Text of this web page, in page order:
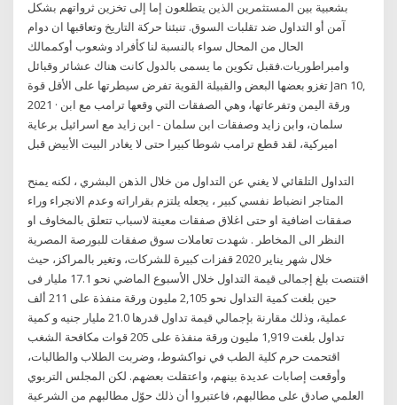
بشعبية بين المستثمرين الذين يتطلعون إما إلى تخزين ثرواتهم بشكل
آمن أو التداول ضد تقلبات السوق. تنبئنا حركة التاريخ وتعاقبها ان دوام
الحال من المحال سواء بالنسبة لنا كأفراد وشعوب أوكممالك
وامبراطوريات.فقبل تكوين ما يسمى بالدول كانت هناك عشائر وقبائل
تغزو بعضها البعض والقبيلة القوية تفرض سيطرتها على الأقل قوة Jan 10,
2021 · ‎ورقة اليمن وتفرعاتها، وهي الصفقات التي وقعها ترامب مع ابن
سلمان، وابن زايد وصفقات ابن سلمان - ابن زايد مع اسرائيل برعاية
اميركية، لقد قطع ترامب شوطا كبيرا حتى لا يغادر البيت الأبيض قبل
التداول التلقائي لا يغني عن التداول من خلال الذهن البشري ، لكنه يمنح
المتاجر انضباط نفسي كبير ، يجعله يلتزم بقراراته وعدم الانجراء وراء
صفقات اضافية او حتى اغلاق صفقات معينة لاسباب تتعلق بالمخاوف او
النظر الى المخاطر . شهدت تعاملات سوق صفقات للبورصة المصرية
خلال شهر يناير 2020 قفزات كبيرة للشركات، وتغير بالمراكز، حيث
اقتنصت بلغ إجمالى قيمة التداول خلال الأسبوع الماضي نحو 17.1 مليار فى
حين بلغت كمية التداول نحو 2,105 مليون ورقة منفذة على 211 ألف
عملية، وذلك مقارنة بإجمالي قيمة تداول قدرها 21.0 مليار جنيه و كمية
تداول بلغت 1,919 مليون ورقة منفذة على 205 قوات مكافحة الشغب
اقتحمت حرم كلية الطب في نواكشوط، وضربت الطلاب والطالبات،
وأوقعت إصابات عديدة بينهم، واعتقلت بعضهم. لكن المجلس التربوي
العلمي صادق على مطالبهم، فاعتبروا أن ذلك حوّل مطالبهم من الشرعية